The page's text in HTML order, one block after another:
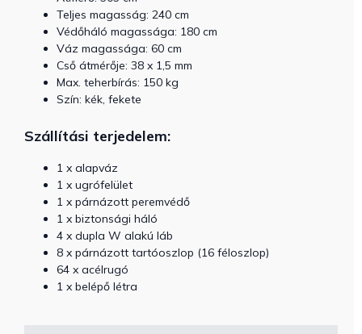
Teljes magasság: 240 cm
Védőháló magassága: 180 cm
Váz magassága: 60 cm
Cső átmérője: 38 x 1,5 mm
Max. teherbírás: 150 kg
Szín: kék, fekete
Szállítási terjedelem:
1 x alapváz
1 x ugrófelület
1 x párnázott peremvédő
1 x biztonsági háló
4 x dupla W alakú láb
8 x párnázott tartóoszlop (16 féloszlop)
64 x acélrugó
1 x belépő létra